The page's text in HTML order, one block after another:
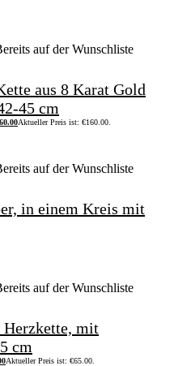
auf der Wunschliste
aus 8 Karat Gold
45 cm
Aktueller Preis ist: €160.00.
auf der Wunschliste
in einem Kreis mit
auf der Wunschliste
Herzkette, mit
cm
Aktueller Preis ist: €65.00.